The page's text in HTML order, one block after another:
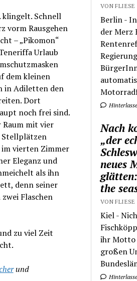
klingelt. Schnell
vorm Rausgehen
– „Pikomon“
Urlaub
dem kleinen
in Adiletten den
Dort
noch frei sind.
Raum mit vier
Stellplätzen
im vierten Zimmer
Eleganz und
als ihn
denn seiner
Flaschen
zu viel Zeit
und
VON FLIESE
Berlin -
der Merz
Nach
„der
neues
the
VON FLIESE
Kiel -
ihr Motto
großen